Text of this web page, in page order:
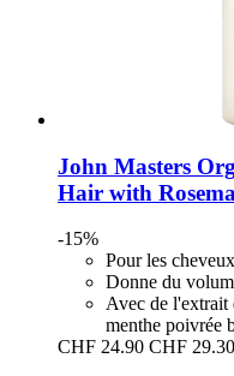
John Masters
Hair with
-15%
Pour les
Donne du
Avec de l'extrait
menthe poivrée
CHF 24.90 CHF 29.30